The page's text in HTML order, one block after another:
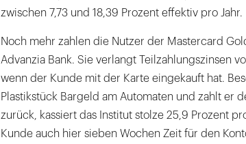
zwischen 7,73 und 18,39 Prozent effektiv pro Jahr.
Noch mehr zahlen die Nutzer der Mastercard
Advanzia Bank. Sie verlangt Teilzahlungszinsen
wenn der Kunde mit der Karte eingekauft hat.
Plastikstück Bargeld am Automaten und zahlt er
zurück, kassiert das Institut stolze 25,9 Prozent
Kunde auch hier sieben Wochen Zeit für den